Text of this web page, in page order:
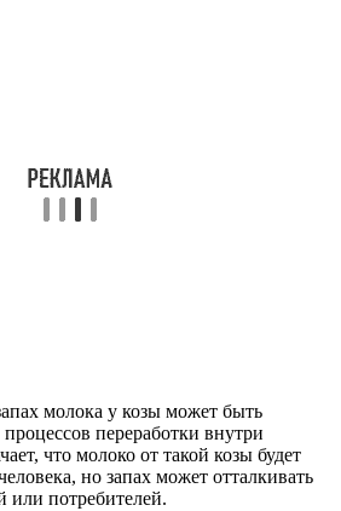
молока у козы может быть
переработки внутри
что молоко от такой козы будет
но запах может отталкивать
или потребителей.